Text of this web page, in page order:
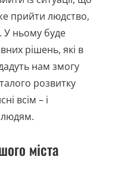
прийти людство,
ньому буде
рішень, які в
нам змогу
розвитку
всім – і
міста